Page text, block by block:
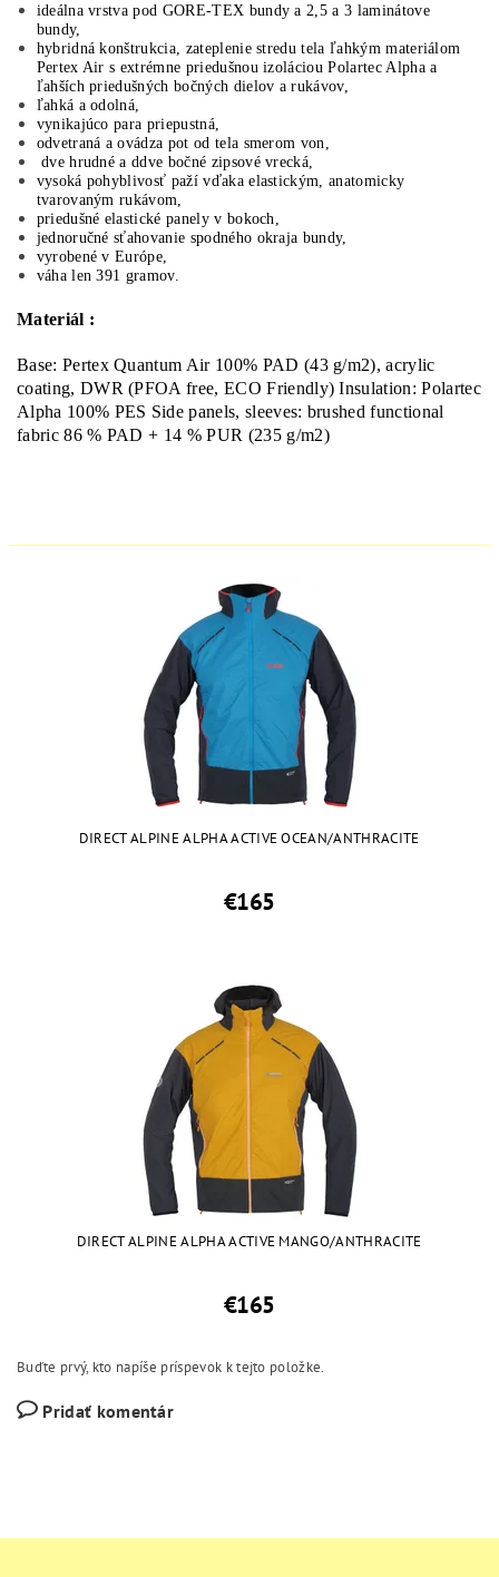
ideálna vrstva pod GORE-TEX bundy a 2,5 a 3 laminátove
bundy,
hybridná konštrukcia, zateplenie stredu tela ľahkým materiálom
Pertex Air s extrémne priedušnou izoláciou Polartec Alpha a
ľahších priedušných bočných dielov a rukávov,
ľahká a odolná,
vynikajúco para priepustná,
odvetraná a ovádza pot od tela smerom von,
dve hrudné a ddve bočné zipsové vrecká,
vysoká pohyblivosť paží vďaka elastickým, anatomicky
tvarovaným rukávom,
priedušné elastické panely v bokoch,
jednoručné sťahovanie spodného okraja bundy,
vyrobené v Európe,
váha len 391 gramov.
Materiál :
Base: Pertex Quantum Air 100% PAD (43 g/m2), acrylic
coating, DWR (PFOA free, ECO Friendly) Insulation: Polartec
Alpha 100% PES Side panels, sleeves: brushed functional
fabric 86 % PAD + 14 % PUR (235 g/m2)
DIRECT ALPINE ALPHA ACTIVE OCEAN/ANTHRACITE
€165
DIRECT ALPINE ALPHA ACTIVE MANGO/ANTHRACITE
€165
Buďte prvý, kto napíše príspevok k tejto položke.
Pridať komentár